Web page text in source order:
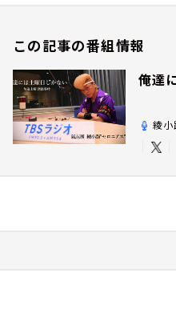
この記事の番組情報
俺達
綾小